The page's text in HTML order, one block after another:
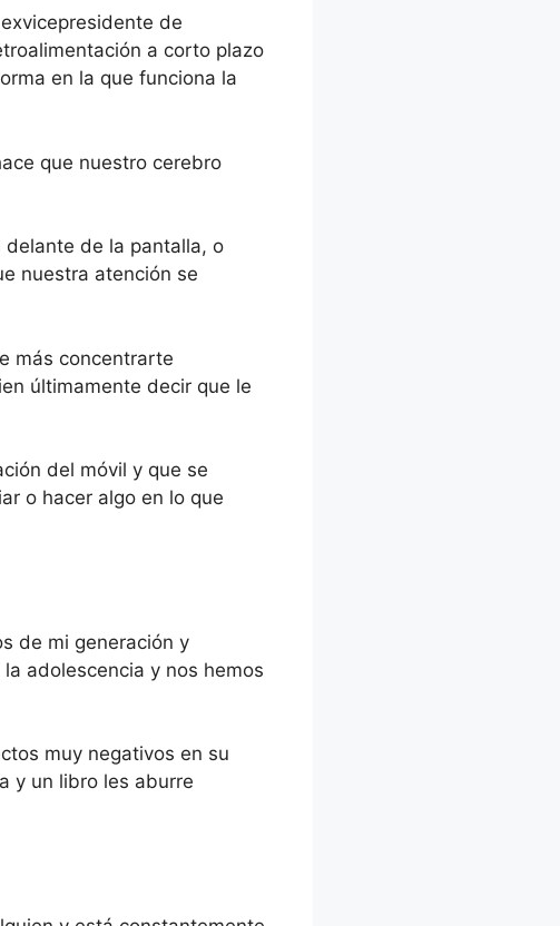
de
a corto plazo
en la que funciona la
que nuestro cerebro
delante de la pantalla, o
nuestra atención se
más concentrarte
últimamente decir que le
del móvil y que se
o hacer algo en lo que
de mi generación y
adolescencia y nos hemos
muy negativos en su
y un libro les aburre